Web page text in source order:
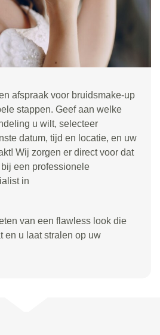
afspraak voor bruidsmake-up
stappen. Geef aan welke
u wilt, selecteer
datum, tijd en locatie, en uw
Wij zorgen er direct voor dat
een professionele
in
van een flawless look die
en u laat stralen op uw